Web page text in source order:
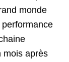
monde
mois après